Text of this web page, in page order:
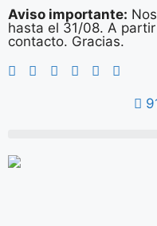
Aviso importante:
hasta el 31/08. A
contacto. Gracias.